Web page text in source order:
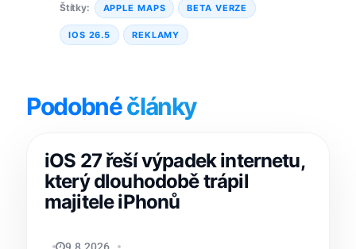
Štítky: APPLE MAPS BETA VERZE
IOS 26.5 REKLAMY
Podobnéčlánky
iOS 27 řeší výpadek internetu,
který dlouhodobě trápil
majitele iPhonů